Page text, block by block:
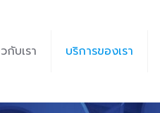
กับเรา บริการของเรา